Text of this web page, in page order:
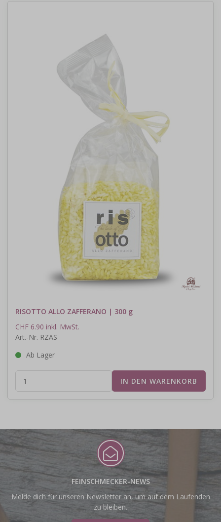
RISOTTO ALLO ZAFFERANO | 300 g
CHF 6.90 inkl. MwSt.
Art.-Nr. RZAS
Ab Lager
FEINSCHMECKER-NEWS
Melde dich für unseren Newsletter an, um auf dem Laufenden
zu bleiben.